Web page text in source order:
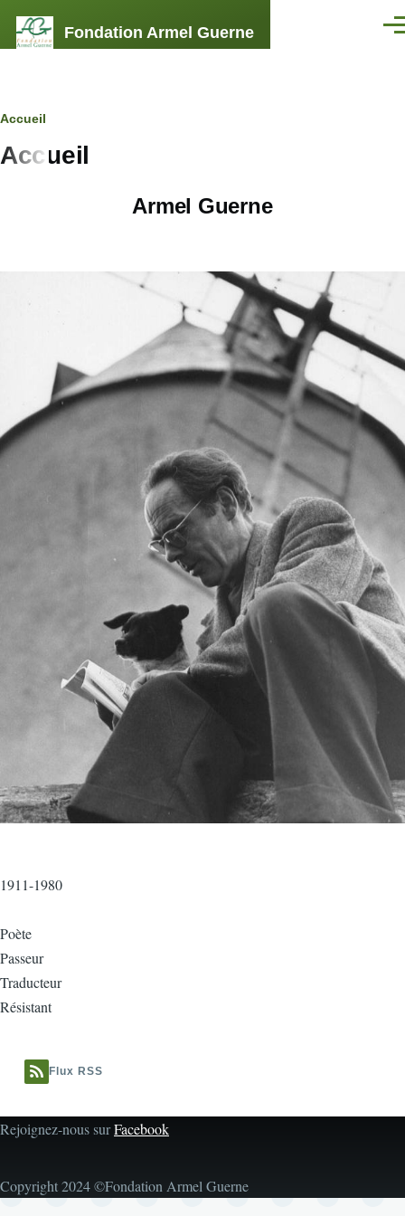
Fondation Armel Guerne
Fil
d'Ariane
Accueil
Accueil
Armel Guerne
1911-1980
Poète
Passeur
Traducteur
Résistant
Flux RSS
Rejoignez-nous surFacebook
Copyright 2024 ©Fondation Armel Guerne